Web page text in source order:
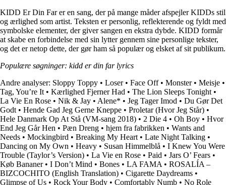
KIDD Er Din Far er en sang, der på mange måder afspejler KIDDs stil
og ærlighed som artist. Teksten er personlig, reflekterende og fyldt med
symbolske elementer, der giver sangen en ekstra dybde. KIDD formår
at skabe en forbindelse med sin lytter gennem sine personlige tekster,
og det er netop dette, der gør ham så populær og elsket af sit publikum.
Populære søgninger: kidd er din far lyrics
Andre analyser: Sloppy Toppy • Loser• Face Off• Monster• Meisje •
Tag, You’re It • Kærlighed Fjerner Had • The Lion Sleeps Tonight •
La Vie En Rose • Nik & Jay • Alene* • Jeg Tager Imod • Du Gør Det
Godt • Hende Gad Jeg Gerne Kneppe • Proletar (Hvor Jeg Står) •
Hele Danmark Op At Stå (VM-sang 2018) • 2 Die 4 • Oh Boy • Hvor
End Jeg Går Hen • Pæn Dreng • ​hjem fra fabrikken • Wants and
Needs • Mockingbird • Breaking My Heart • Late Night Talking •
Dancing on My Own • Heavy • Susan Himmelblå • I Knew You Were
Trouble (Taylor’s Version) • La Vie en Rose • Paid • Jars O’ Fears •
Køb Bananer• I Don’t Mind • Bones • LA FAMA • ROSALÍA –
BIZCOCHITO (English Translation) • Cigarette Daydreams •
Glimpse of Us • Rock Your Body • Comfortably Numb • No Role